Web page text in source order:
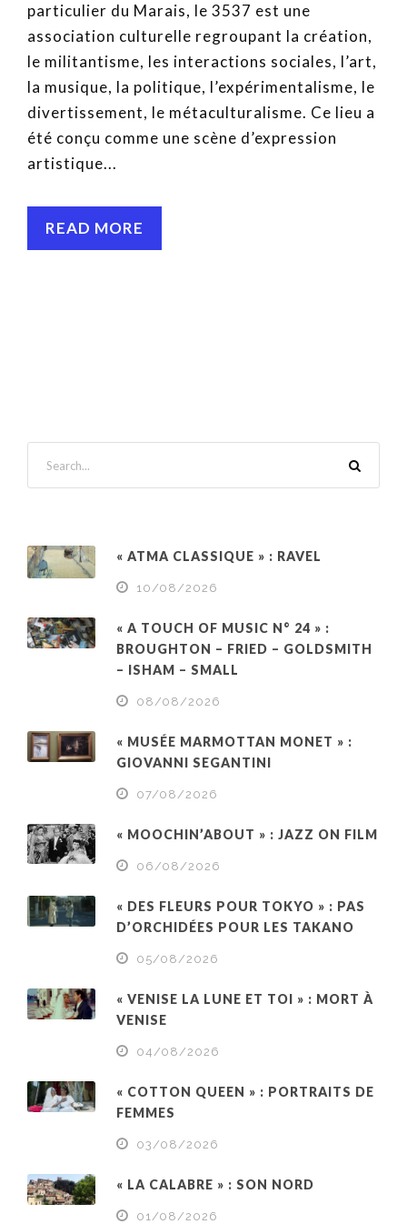
particulier du Marais, le 3537 est une
association culturelle regroupant la création,
le militantisme, les interactions sociales, l’art,
la musique, la politique, l’expérimentalisme, le
divertissement, le métaculturalisme. Ce lieu a
été conçu comme une scène d’expression
artistique...
READ MORE
« ATMA CLASSIQUE » : RAVEL
10/08/2026
« A TOUCH OF MUSIC N° 24 » :
BROUGHTON – FRIED – GOLDSMITH
– ISHAM – SMALL
08/08/2026
« MUSÉE MARMOTTAN MONET » :
GIOVANNI SEGANTINI
07/08/2026
« MOOCHIN’ABOUT » : JAZZ ON FILM
06/08/2026
« DES FLEURS POUR TOKYO » : PAS
D’ORCHIDÉES POUR LES TAKANO
05/08/2026
« VENISE LA LUNE ET TOI » : MORT À
VENISE
04/08/2026
« COTTON QUEEN » : PORTRAITS DE
FEMMES
03/08/2026
« LA CALABRE » : SON NORD
01/08/2026